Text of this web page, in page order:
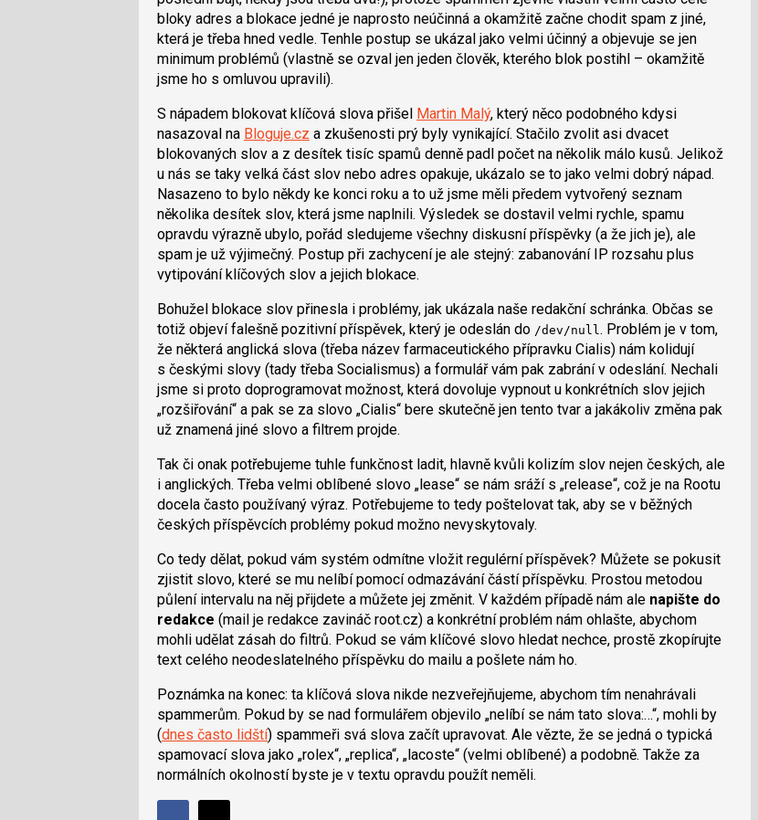
bloky adres a blokace jedné je naprosto neúčinná a okamžitě začne chodit spam z jiné,
která je třeba hned vedle. Tenhle postup se ukázal jako velmi účinný a objevuje se jen
minimum problémů (vlastně se ozval jen jeden člověk, kterého blok postihl – okamžitě
jsme ho s omluvou upravili).
S nápadem blokovat klíčová slova přišel Martin Malý, který něco podobného kdysi
nasazoval na Bloguje.cz a zkušenosti prý byly vynikající. Stačilo zvolit asi dvacet
blokovaných slov a z desítek tisíc spamů denně padl počet na několik málo kusů. Jelikož
u nás se taky velká část slov nebo adres opakuje, ukázalo se to jako velmi dobrý nápad.
Nasazeno to bylo někdy ke konci roku a to už jsme měli předem vytvořený seznam
několika desítek slov, která jsme naplnili. Výsledek se dostavil velmi rychle, spamu
opravdu výrazně ubylo, pořád sledujeme všechny diskusní příspěvky (a že jich je), ale
spam je už výjimečný. Postup při zachycení je ale stejný: zabanování IP rozsahu plus
vytipování klíčových slov a jejich blokace.
Bohužel blokace slov přinesla i problémy, jak ukázala naše redakční schránka. Občas se
totiž objeví falešně pozitivní příspěvek, který je odeslán do /dev/null . Problém je v tom,
že některá anglická slova (třeba název farmaceutického přípravku Cialis) nám kolidují
s českými slovy (tady třeba Socialismus) a formulář vám pak zabrání v odeslání. Nechali
jsme si proto doprogramovat možnost, která dovoluje vypnout u konkrétních slov jejich
„rozšiřování“ a pak se za slovo „Cialis“ bere skutečně jen tento tvar a jakákoliv změna pak
už znamená jiné slovo a filtrem projde.
Tak či onak potřebujeme tuhle funkčnost ladit, hlavně kvůli kolizím slov nejen českých, ale
i anglických. Třeba velmi oblíbené slovo „lease“ se nám sráží s „release“, což je na Rootu
docela často používaný výraz. Potřebujeme to tedy poštelovat tak, aby se v běžných
českých příspěvcích problémy pokud možno nevyskytovaly.
Co tedy dělat, pokud vám systém odmítne vložit regulérní příspěvek? Můžete se pokusit
zjistit slovo, které se mu nelíbí pomocí odmazávání částí příspěvku. Prostou metodou
půlení intervalu na něj přijdete a můžete jej změnit. V každém případě nám ale napište do
redakce (mail je redakce zavináč root.cz) a konkrétní problém nám ohlašte, abychom
mohli udělat zásah do filtrů. Pokud se vám klíčové slovo hledat nechce, prostě zkopírujte
text celého neodeslatelného příspěvku do mailu a pošlete nám ho.
Poznámka na konec: ta klíčová slova nikde nezveřejňujeme, abychom tím nenahrávali
spammerům. Pokud by se nad formulářem objevilo „nelíbí se nám tato slova:…“, mohli by
(dnes často lidští) spammeři svá slova začít upravovat. Ale vězte, že se jedná o typická
spamovací slova jako „rolex“, „replica“, „lacoste“ (velmi oblíbené) a podobně. Takže za
normálních okolností byste je v textu opravdu použít neměli.